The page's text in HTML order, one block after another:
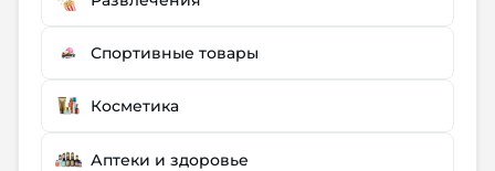
Спортивные товары
Косметика
Аптеки и здоровье